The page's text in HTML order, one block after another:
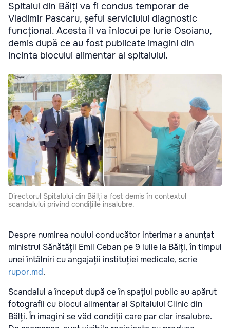
Spitalul din Bălți va fi condus temporar de
Vladimir Pascaru, șeful serviciului diagnostic
funcțional. Acesta îl va înlocui pe Iurie Osoianu,
demis după ce au fost publicate imagini din
incinta blocului alimentar al spitalului.
Directorul Spitalului din Bălți a fost demis în contextul
scandalului privind condițiile insalubre.
Despre numirea noului conducător interimar a anunțat
ministrul Sănătății Emil Ceban pe 9 iulie la Bălți, în timpul
unei întâlniri cu angajații instituției medicale, scrie
rupor.md.
Scandalul a început după ce în spațiul public au apărut
fotografii cu blocul alimentar al Spitalului Clinic din
Bălți. În imagini se văd condiții care par clar insalubre.